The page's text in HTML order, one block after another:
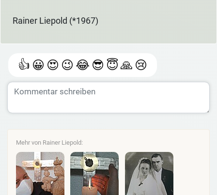
Rainer Liepold (*1967)
👍 😀 😍 😉 😂 😎 😇🙏 😢
Mehr von Rainer Liepold: